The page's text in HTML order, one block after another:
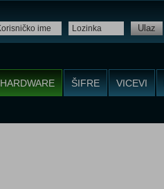
Ulaz
HARDWARE ŠIFRE VICEVI